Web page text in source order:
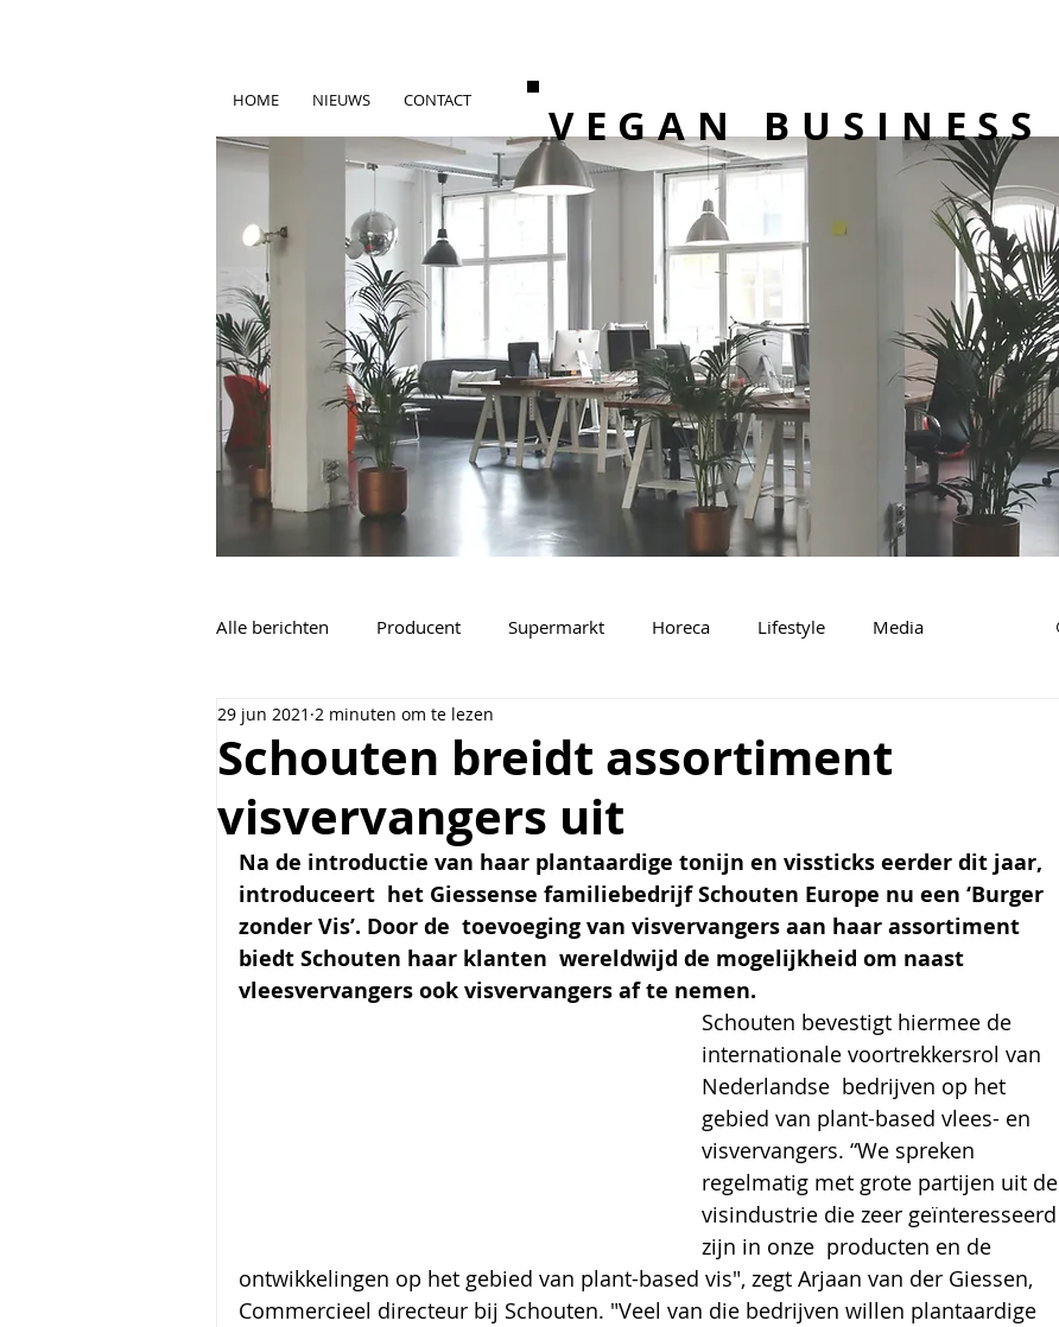
HOME NIEUWS CONTACT VEGAN BUSINESS
Alle berichten Producent Supermarkt Horeca Lifestyle Media
Vacatures Algemeen
Schouten breidt assortiment
visvervangers uit
29 jun 2021 2 minuten om te lezen
Na de introductie van haar plantaardige tonijn en vissticks eerder dit jaar,
introduceert  het Giessense familiebedrijf Schouten Europe nu een ‘Burger
zonder Vis’. Door de  toevoeging van visvervangers aan haar assortiment
biedt Schouten haar klanten  wereldwijd de mogelijkheid om naast
vleesvervangers ook visvervangers af te nemen.
Schouten bevestigt hiermee de
internationale voortrekkersrol van
Nederlandse  bedrijven op het
gebied van plant-based vlees- en
visvervangers. “We spreken
regelmatig met grote partijen uit de
visindustrie die zeer geïnteresseerd
zijn in onze  producten en de
ontwikkelingen op het gebied van plant-based vis", zegt Arjaan van der Giessen,
Commercieel directeur bij Schouten. "Veel van die bedrijven willen plantaardige